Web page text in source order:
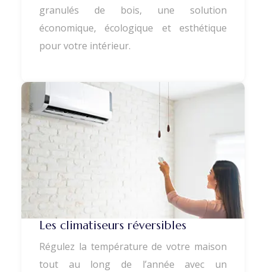
granulés de bois, une solution
économique, écologique et esthétique
pour votre intérieur.
Les climatiseurs réversibles
Régulez la température de votre maison
tout au long de l’année avec un